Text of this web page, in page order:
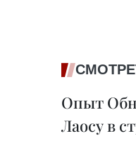
Опыт
Лаосу в